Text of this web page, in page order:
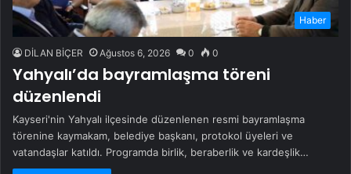
Haber
DİLAN BİÇER Ağustos 6, 2026 0 0
Yahyalı’da bayramlaşma töreni
düzenlendi
Kayseri'nin Yahyalı ilçesinde düzenlenen resmi bayramlaşma
törenine kaymakam, belediye başkanı, protokol üyeleri ve
vatandaşlar katıldı. Programda birlik, beraberlik ve kardeşlik…